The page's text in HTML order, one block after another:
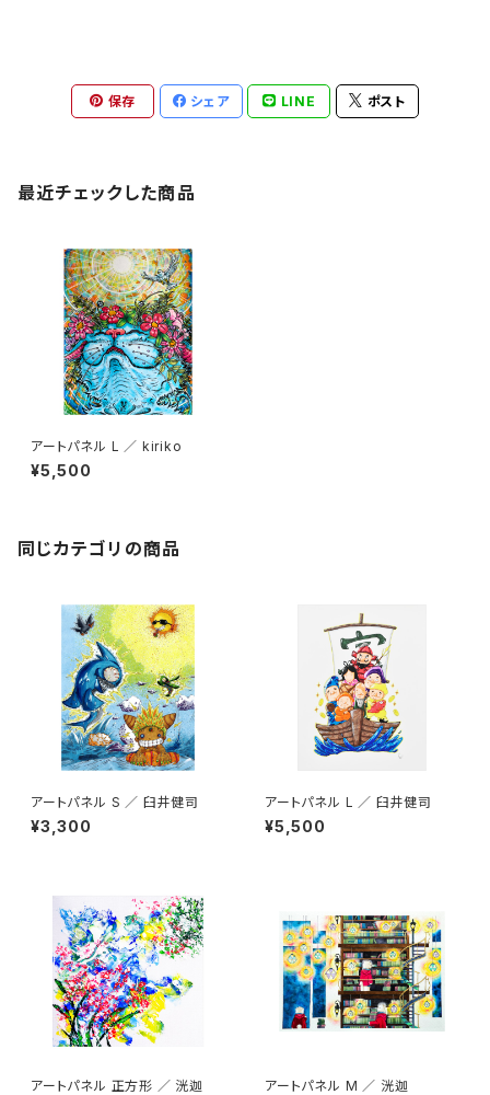
保存 シェア LINE ポスト
最近チェックした商品
アートパネル L ／ kiriko
¥5,500
同じカテゴリの商品
アートパネル S ／ 臼井健司
¥3,300
アートパネル L ／ 臼井健司
¥5,500
アートパネル 正方形 ／ 洸迦 アートパネル M ／ 洸迦